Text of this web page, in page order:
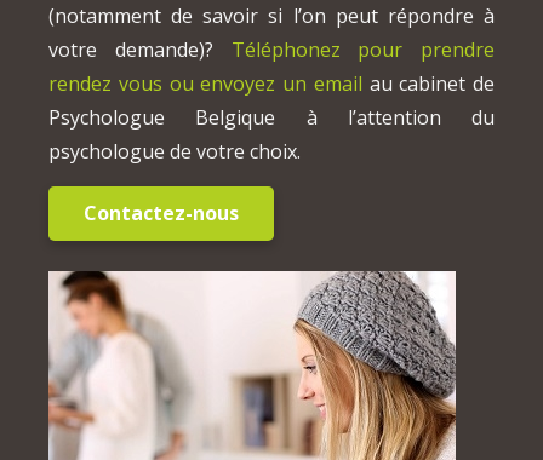
(notamment de savoir si l’on peut répondre à
votre demande)? Téléphonez pour prendre
rendez vous ou envoyez un email au cabinet de
Psychologue Belgique à l’attention du
psychologue de votre choix.
Contactez-nous